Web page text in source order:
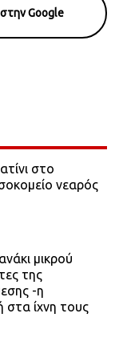
Google
στο
νεαρός
μικρού
της
-η
στα ίχνη τους